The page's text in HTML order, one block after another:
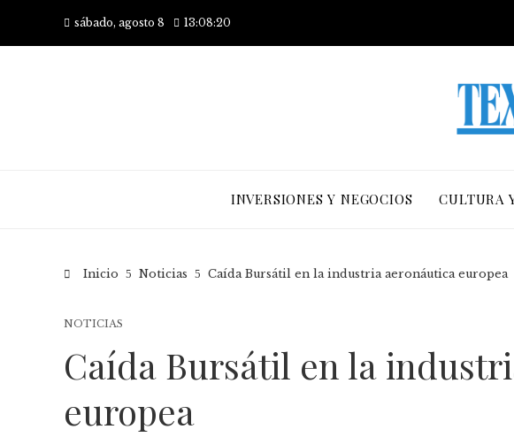
sábado, agosto 8 13:08:21
INVERSIONES Y NEGOCIOS CULTURA
Inicio Noticias Caída Bursátil en la industria aeronáutica europea
NOTICIAS
Caída Bursátil en la
europea